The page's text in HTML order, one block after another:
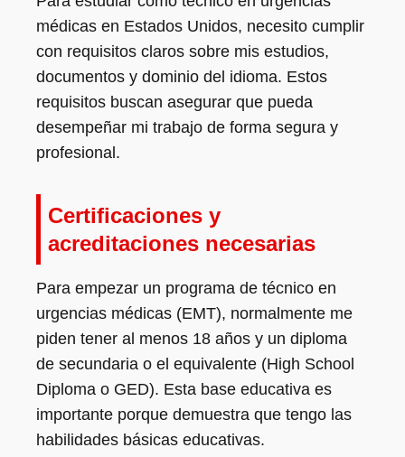
médicas en Estados Unidos, necesito cumplir
con requisitos claros sobre mis estudios,
documentos y dominio del idioma. Estos
requisitos buscan asegurar que pueda
desempeñar mi trabajo de forma segura y
profesional.
Certificaciones y
acreditaciones necesarias
Para empezar un programa de técnico en
urgencias médicas (EMT), normalmente me
piden tener al menos 18 años y un diploma
de secundaria o el equivalente (High School
Diploma o GED). Esta base educativa es
importante porque demuestra que tengo las
habilidades básicas educativas.